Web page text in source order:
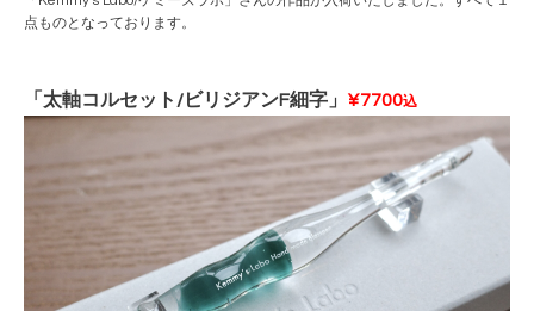
点ものとなっております。
「太軸コルセット/ビリジアンF細字」 ¥7700込